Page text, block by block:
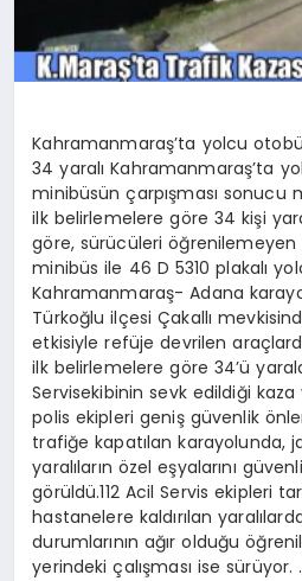
Kahramanmaraş’ta yolcu
34 yaralı Kahramanmaraş’ta
minibüsün çarpışması sonucu
ilk belirlemelere göre 34 kişi
göre, sürücüleri öğrenilemeyen
minibüs ile 46 D 5310 plakalı
Kahramanmaraş- Adana
Türkoğlu ilçesi Çakallı
etkisiyle refüje devrilen
ilk belirlemelere göre 34’ü
Servisekibinin sevk edildiği
polis ekipleri geniş güvenlik
trafiğe kapatılan karayolunda,
yaralıların özel eşyalarını
görüldü.112 Acil Servis ekipleri
hastanelere kaldırılan
durumlarının ağır olduğu
yerindeki çalışması ise sürüyor.